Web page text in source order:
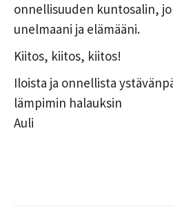
onnellisuuden kuntosalin,
unelmaani ja elämääni.
Kiitos, kiitos, kiitos!
Iloista ja onnellista
lämpimin halauksin
Auli